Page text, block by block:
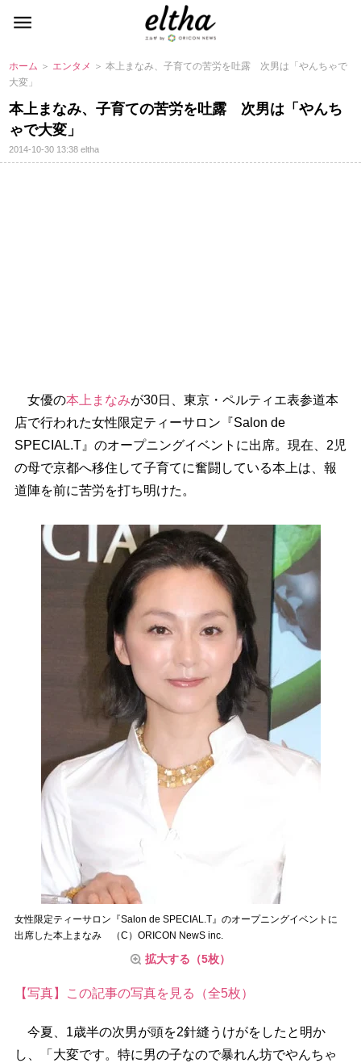
ホーム ＞ エンタメ ＞ 本上まなみ、子育ての苦労を吐露 次男は「やんちゃで
大変」
本上まなみ、子育ての苦労を吐露 次男は「やんち
ゃで大変」
2014-10-30 13:38eltha
女優の本上まなみが30日、東京・ペルティエ表参道本
店で行われた女性限定ティーサロン『Salon de
SPECIAL.T』のオープニングイベントに出席。現在、2児
の母で京都へ移住して子育てに奮闘している本上は、報
道陣を前に苦労を打ち明けた。
女性限定ティーサロン『Salon de SPECIAL.T』のオープニングイベントに
出席した本上まなみ （C）ORICON NewS inc.
拡大する（5枚）
【写真】この記事の写真を見る（全5枚）
今夏、1歳半の次男が頭を2針縫うけがをしたと明か
し、「大変です。特に男の子なので暴れん坊でやんちゃ